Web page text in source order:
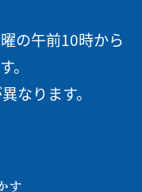
の午前10時から
。
なります。